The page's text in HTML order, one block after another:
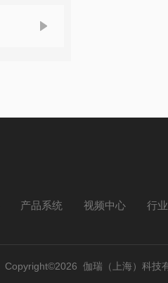
产品系统 视频中心 行
Copyright©2026 伽瑞（上海）科